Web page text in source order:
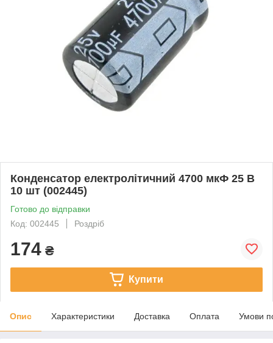
Конденсатор електролітичний 4700 мкФ 25 В
10 шт (002445)
Готово до відправки
Код: 002445
Роздріб
174 ₴
Купити
Опис Характеристики Доставка Оплата Умови